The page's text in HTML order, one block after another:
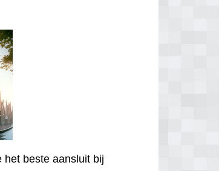
het beste aansluit bij